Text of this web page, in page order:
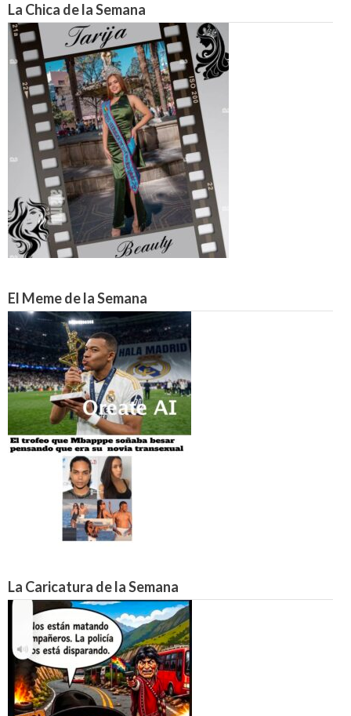
La Chica de la Semana
El Meme de la Semana
La Caricatura de la Semana